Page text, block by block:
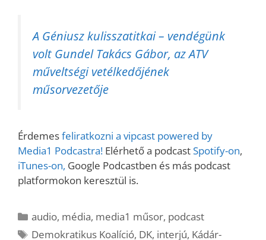
A Géniusz kulisszatitkai – vendégünk
volt Gundel Takács Gábor, az ATV
műveltségi vetélkedőjének
műsorvezetője
Érdemesfeliratkozni a vipcast powered by
Media1 Podcastra! Elérhető a podcastSpotify-on,
iTunes-on, Google Podcastben és más podcast
platformokon keresztül is.
Kategória
audio, média, media1 műsor, podcast
Címkék
Demokratikus Koalíció, DK, interjú, Kádár-